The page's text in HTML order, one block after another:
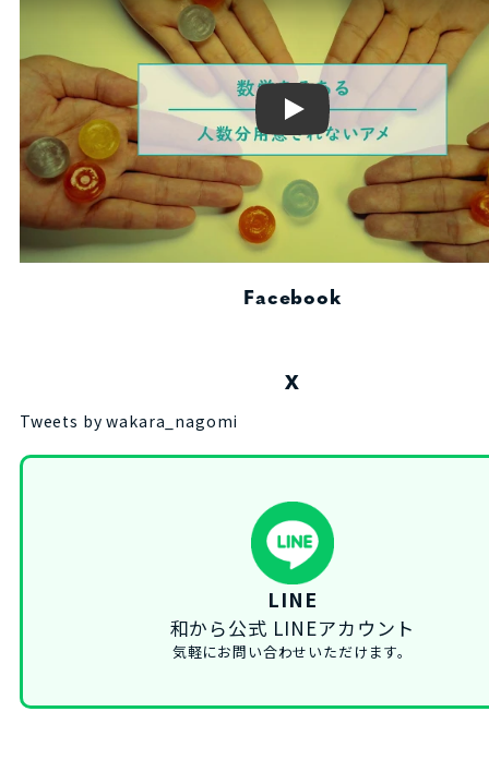
Play
Facebook
X
Tweets by wakara_nagomi
LINE
和から公式 LINEアカウント
気軽にお問い合わせいただけます。